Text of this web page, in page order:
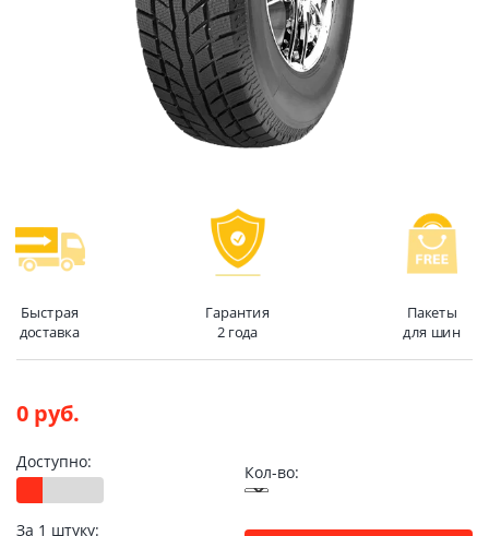
Быстрая
доставка
Гарантия
2 года
Пакеты
для шин
0 руб.
Доступно:
Кол-во:
За 1 штуку: